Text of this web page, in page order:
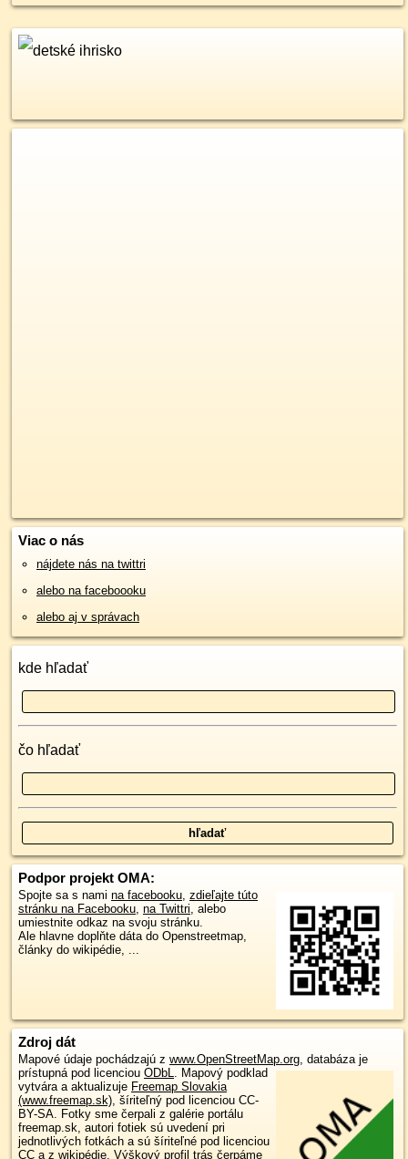
Viac o nás
nájdete nás na twittri
alebo na faceboooku
alebo aj v správach
kde hľadať
čo hľadať
Podpor projekt OMA:
Spojte sa s nami na facebooku, zdieľajte túto
stránku na Facebooku, na Twittri, alebo
umiestnite odkaz na svoju stránku.
Ale hlavne doplňte dáta do Openstreetmap,
články do wikipédie, ...
Zdroj dát
Mapové údaje pochádzajú z www.OpenStreetMap.org, databáza je
prístupná pod licenciou ODbL. Mapový podklad
vytvára a aktualizuje Freemap Slovakia
(www.freemap.sk), šíriteľný pod licenciou CC-
BY-SA. Fotky sme čerpali z galérie portálu
freemap.sk, autori fotiek sú uvedení pri
jednotlivých fotkách a sú šíriteľné pod licenciou
CC a z wikipédie. Výškový profil trás čerpáme